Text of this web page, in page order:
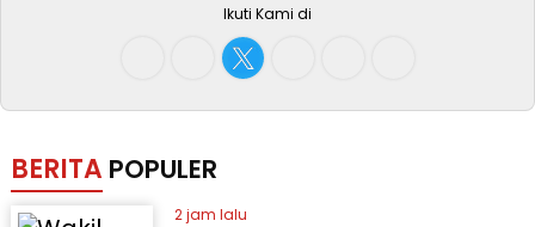
Ikuti Kami di
BERITA POPULER
2 jam lalu